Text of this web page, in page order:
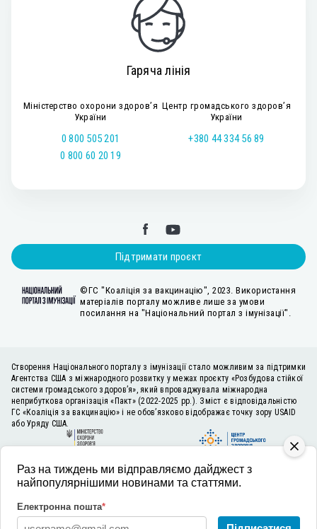
Гаряча лінія
Міністерство охорони здоров’я
України
0 800 505 201
0 800 60 20 19
Центр громадського здоров’я
України
+380 44 334 56 89
Підтримати проєкт
©ГС "Коаліція за вакцинацію", 2023. Використання
матеріалів порталу можливе лише за умови
посилання на "Національний портал з імунізації".
Створення Національного порталу з імунізації стало можливим за підтримки
Агентства США з міжнародного розвитку у межах проєкту «Розбудова стійкої
системи громадського здоров’я», який впроваджувала міжнародна
неприбуткова організація «Пакт» (2022-2025 рр.). Зміст є відповідальністю
ГС «Коаліція за вакцинацію» і не обов’язково відображає точку зору USAID
або Уряду США.
Раз на тиждень ми відправляємо дайджест з
найпопулярнішими новинами та статтями.
Електронна пошта*